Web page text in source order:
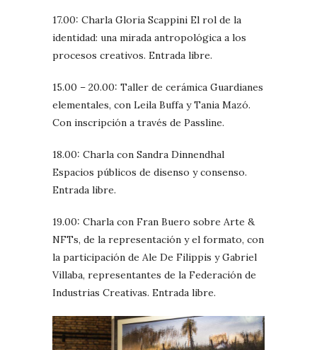
17.00: Charla Gloria Scappini El rol de la
identidad: una mirada antropológica a los
procesos creativos. Entrada libre.
15.00 – 20.00: Taller de cerámica Guardianes
elementales, con Leila Buffa y Tania Mazó.
Con inscripción a través de Passline.
18.00: Charla con Sandra Dinnendhal
Espacios públicos de disenso y consenso.
Entrada libre.
19.00: Charla con Fran Buero sobre Arte &
NFTs, de la representación y el formato, con
la participación de Ale De Filippis y Gabriel
Villaba, representantes de la Federación de
Industrias Creativas. Entrada libre.